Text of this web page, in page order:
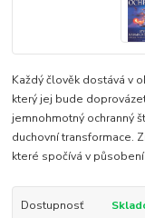
Každý člověk dostává v
který jej bude
jemnohmotný ochranný
duchovní transformace.
které spočívá v
Dostupnosť